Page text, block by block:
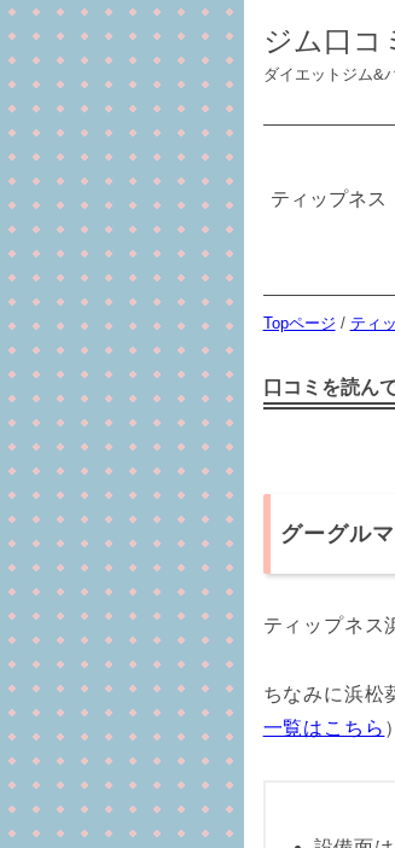
ジム口コ
ダイエットジム&
ティップネス
Topページ / ティ
口コミを読ん
グーグル
ティップネス
ちなみに浜松
一覧はこちら